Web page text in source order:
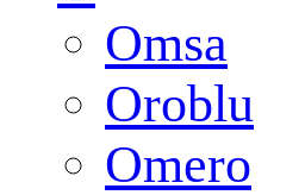
Omsa
Oroblu
Omero